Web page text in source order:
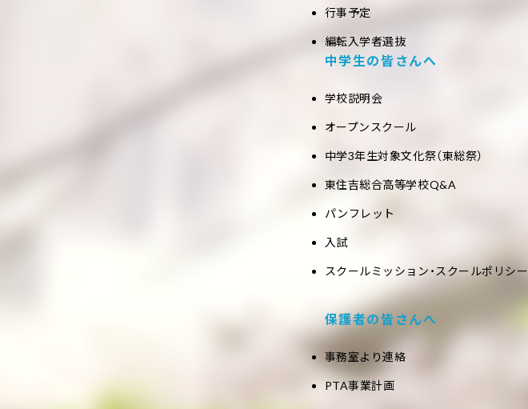
行事予定
編転入学者選抜
中学生の皆さんへ
学校説明会
オープンスクール
中学3年生対象文化祭（東総祭）
東住吉総合高等学校Q&A
パンフレット
入試
スクールミッション・スクールポリシー
保護者の皆さんへ
事務室より連絡
PTA事業計画